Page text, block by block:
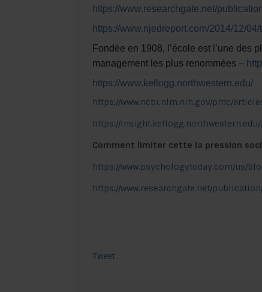
https://www.researchgate.net/
https://www.njedreport.com/2014/12/
Fondée en 1908, l’école est l’une des
management les plus renommées –
https://www.kellogg.northwestern.edu/
https://www.ncbi.nlm.nih.gov/pmc/
https://
Comment limiter cette la pression
https://www.psychologytoday.com/us/
https://www.researchgate.net/
Tweet